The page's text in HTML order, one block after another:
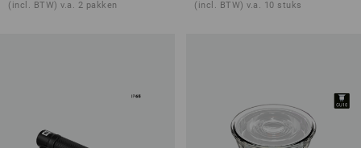
(incl. BTW) v.a. 2 pakken (incl. BTW) v.a. 10 stuks